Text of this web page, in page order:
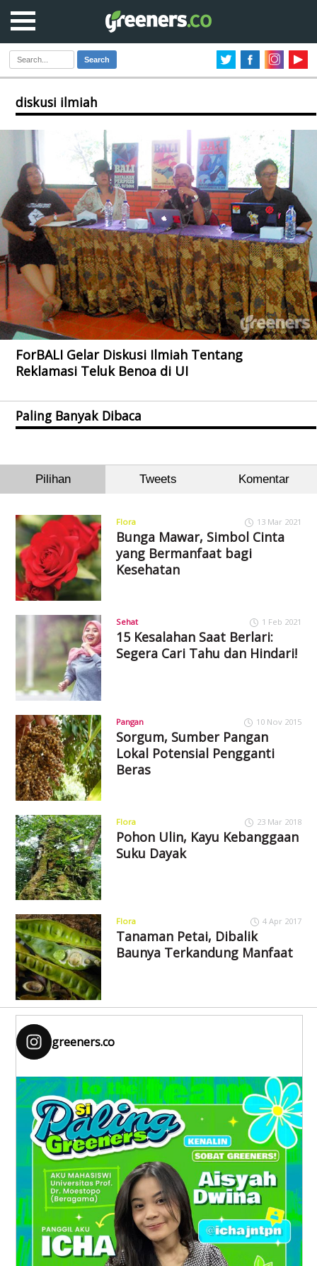
Search
diskusi ilmiah
ForBALI Gelar Diskusi Ilmiah Tentang
Reklamasi Teluk Benoa di UI
Paling Banyak Dibaca
Pilihan Tweets Komentar
Flora 13 Mar 2021
Bunga Mawar, Simbol Cinta
yang Bermanfaat bagi
Kesehatan
Sehat 1 Feb 2021
15 Kesalahan Saat Berlari:
Segera Cari Tahu dan Hindari!
Pangan 10 Nov 2015
Sorgum, Sumber Pangan
Lokal Potensial Pengganti
Beras
Flora 23 Mar 2018
Pohon Ulin, Kayu Kebanggaan
Suku Dayak
Flora 4 Apr 2017
Tanaman Petai, Dibalik
Baunya Terkandung Manfaat
greeners.co